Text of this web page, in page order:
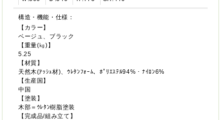
構造・機能・仕様：
【カラー】
ベージュ、ブラック
【重量(㎏)】
5.25
【材質】
天然木(ｱｯｼｭ材)、ｳﾚﾀﾝﾌｫｰﾑ、ﾎﾟﾘｴｽﾃﾙ94%・ﾅｲﾛﾝ6%
【生産国】
中国
【塗装】
木部＝ｳﾚﾀﾝ樹脂塗装
【完成品/組み立て】